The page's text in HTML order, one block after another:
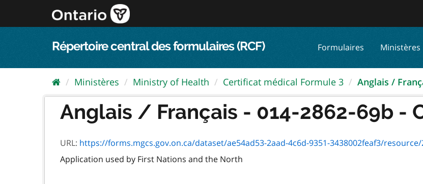
au
Répertoire central des formulaires (RCF) Formulaires Ministères
Ministères Ministry of Health Certificat médical Formule 3 Anglais /
Anglais / Français - 014-2862-69b -
URL: https://forms.mgcs.gov.on.ca/dataset/ae54ad53-2aad-4c6d-9351-3438002feaf3/resource/
Application used by First Nations and the North